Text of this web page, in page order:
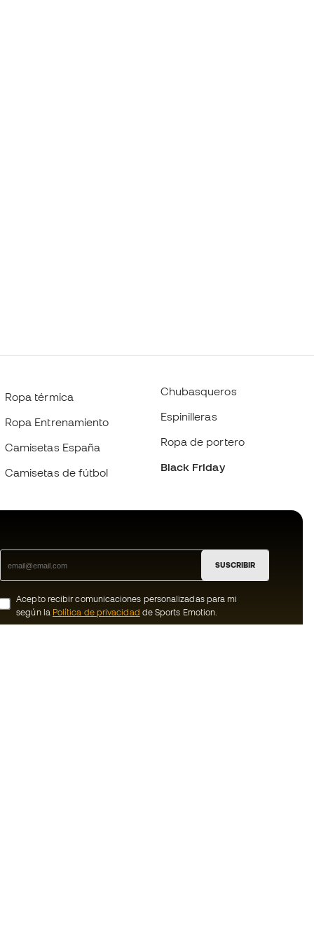
Ropa térmica
Ropa Entrenamiento
Camisetas España
Camisetas de fútbol
Chubasqueros
Espinilleras
Ropa de portero
Black Friday
SUSCRIBIR
Acepto recibir comunicaciones personalizadas para mi
según la Política de privacidad de Sports Emotion.